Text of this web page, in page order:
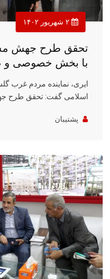
تحقق طرح جهش
با بخش خصوصی و
ایری، نماینده مردم غرب
اسلامی گفت: تحقق طرح
پشتیبان